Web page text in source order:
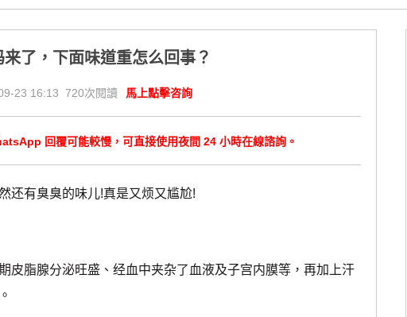
了，下面味道重怎么回事？
23 16:13 720次閱讀 馬上點擊咨詢
回覆可能較慢，可直接使用夜間 24 小時在線諮詢。
有臭臭的味儿!真是又烦又尴尬!
脂腺分泌旺盛、经血中夹杂了血液及子宫内膜等，再加上汗